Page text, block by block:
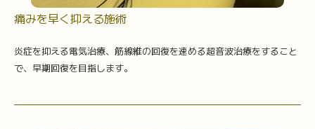
痛みを早く抑える施術
炎症を抑える電気治療、筋線維の回復を速める超音波治療をすること
で、早期回復を目指します。